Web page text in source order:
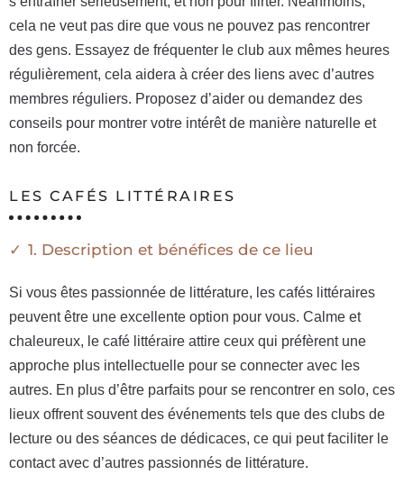
cela ne veut pas dire que vous ne pouvez pas rencontrer
des gens. Essayez de fréquenter le club aux mêmes heures
régulièrement, cela aidera à créer des liens avec d’autres
membres réguliers. Proposez d’aider ou demandez des
conseils pour montrer votre intérêt de manière naturelle et
non forcée.
LES CAFÉS LITTÉRAIRES
1. Description et bénéfices de ce lieu
Si vous êtes passionnée de littérature, les cafés littéraires
peuvent être une excellente option pour vous. Calme et
chaleureux, le café littéraire attire ceux qui préfèrent une
approche plus intellectuelle pour se connecter avec les
autres. En plus d’être parfaits pour se rencontrer en solo, ces
lieux offrent souvent des événements tels que des clubs de
lecture ou des séances de dédicaces, ce qui peut faciliter le
contact avec d’autres passionnés de littérature.